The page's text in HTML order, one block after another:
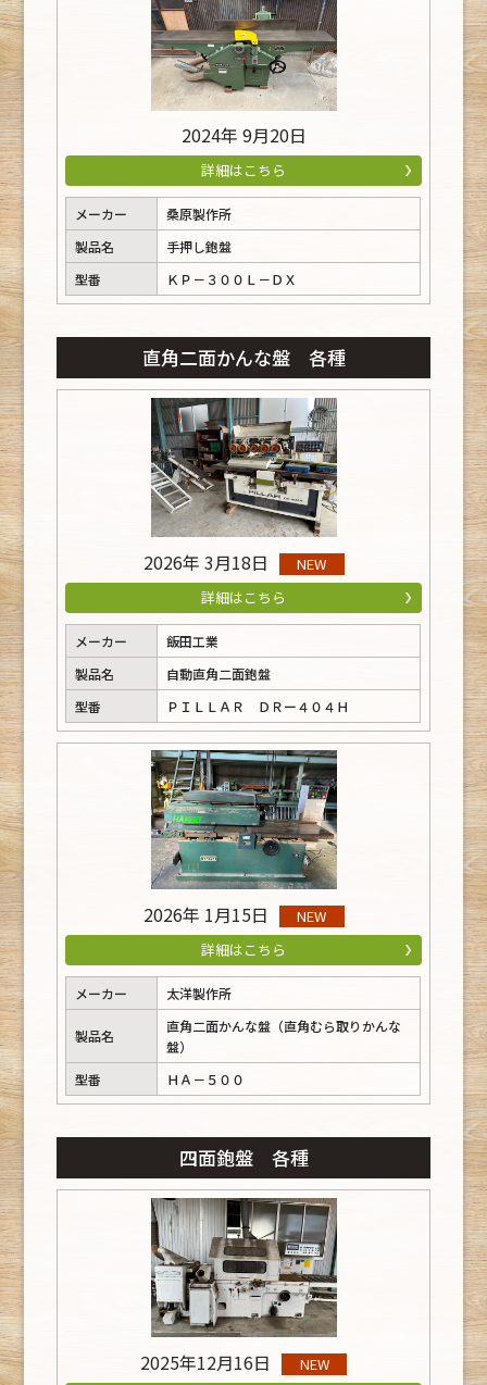
2024年 9月20日
詳細はこちら
メーカー
桑原製作所
製品名
手押し鉋盤
型番
ＫＰ－３００Ｌ－ＤＸ
直角二面かんな盤 各種
2026年 3月18日
NEW
詳細はこちら
メーカー
飯田工業
製品名
自動直角二面鉋盤
型番
ＰＩＬＬＡＲ ＤＲー４０４Ｈ
2026年 1月15日
NEW
詳細はこちら
メーカー 太洋製作所
製品名
直角二面かんな盤（直角むら取りかんな
盤）
型番
ＨＡ－５００
四面鉋盤 各種
2025年12月16日
NEW